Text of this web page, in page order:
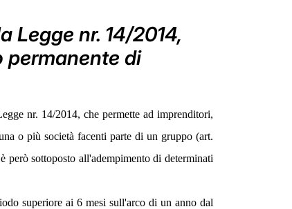
Legge nr. 14/2014,
permanente di
nr. 14/2014, che permette ad imprenditori,
o più società facenti parte di un gruppo (art.
però sottoposto all'adempimento di determinati
superiore ai 6 mesi sull'arco di un anno dal